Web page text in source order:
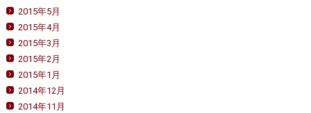
2015年5月
2015年4月
2015年3月
2015年2月
2015年1月
2014年12月
2014年11月